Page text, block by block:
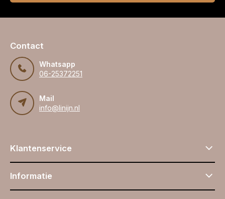
Contact
Whatsapp
06-25372251
Mail
info@linijn.nl
Klantenservice
Informatie